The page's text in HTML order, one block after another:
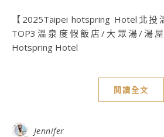
【2025Taipei hotspring Hotel北投溫泉飯店】台北北投
TOP3溫泉度假飯店/大眾湯/湯屋
Hotspring Hotel
閱讀全文
Jennifer